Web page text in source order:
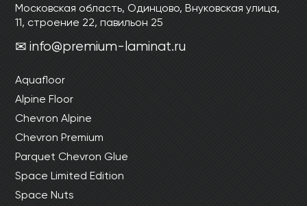
Московская область, Одинцово, Внуковская улица,
11, строение 22, павильон 25
info@premium-laminat.ru
Aquafloor
Alpine Floor
Chevron Alpine
Chevron Premium
Parquet Chevron Glue
Space Limited Edition
Space Nuts